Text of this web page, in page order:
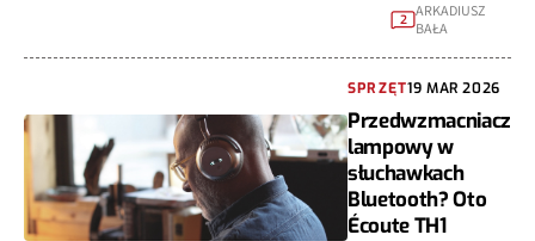
2 ARKADIUSZ
BAŁA
SPRZĘT19 MAR 2026
Przedwzmacniacz
lampowy w
słuchawkach
Bluetooth? Oto
Écoute TH1